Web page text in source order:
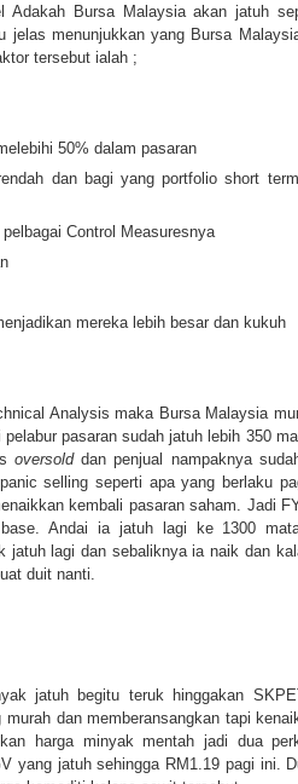
Bursa Malaysia akan jatuh
jelas menunjukkan yang Bursa
tersebut ialah ;
50% dalam pasaran
dan bagi yang portfolio short
Control Measuresnya
mereka lebih besar dan kukuh
Analysis maka Bursa Malaysia
pasaran sudah jatuh lebih 350
oversolddan penjual nampaknya
selling seperti apa yang berlaku
kembali pasaran saham. Jadi
Andai ia jatuh lagi ke 1300
jatuh lagi dan sebaliknya ia naik dan
duit nanti.
jatuh begitu teruk hinggakan
dan memberansangkan tapi
harga minyak mentah jadi dua
yang jatuh sehingga RM1.19 pagi ini.